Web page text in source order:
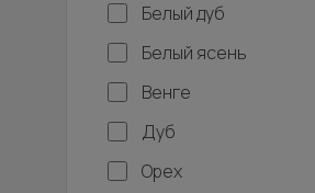
Белый дуб
Белый ясень
Венге
Дуб
Орех
Серый дуб